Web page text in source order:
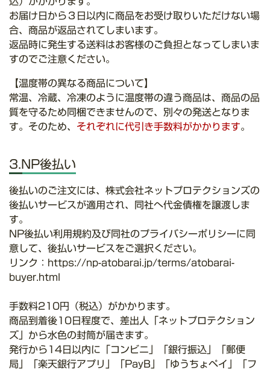
お届け日から３日以内に商品をお受け取りいただけない場
合、商品が返品されてしまいます。
返品時に発生する送料はお客様のご負担となってしまいま
すのでご注意ください。
【温度帯の異なる商品について】
常温、冷蔵、冷凍のように温度帯の違う商品は、商品の品
質を守るため同梱できませんので、別々の発送となりま
す。そのため、 それぞれに代引き手数料がかかります。
3.NP後払い
後払いのご注文には、株式会社ネットプロテクションズの
後払いサービスが適用され、同社へ代金債権を譲渡しま
す。
NP後払い利用規約及び同社のプライバシーポリシーに同
意して、後払いサービスをご選択ください。
リンク： https://np-atobarai.jp/terms/atobarai-
buyer.html
手数料210円（税込）がかかります。
商品到着後10日程度で、差出人「ネットプロテクション
ズ」から水色の封筒が届きます。
発行から14日以内に「コンビニ」「銀行振込」「郵便
局」「楽天銀行アプリ」「PayB」「ゆうちょペイ」「フ